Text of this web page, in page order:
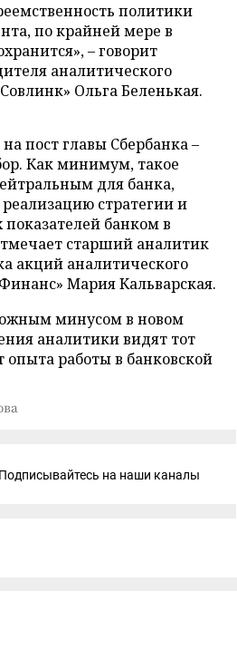
политики
по крайней мере в
– говорит
аналитического
Ольга Беленькая.
пост главы Сбербанка –
Как минимум, такое
для банка,
стратегии и
банком в
старший аналитик
акций аналитического
Мария Кальварская.
минусом в новом
аналитики видят тот
опыта работы в банковской
Подписывайтесь на наши каналы